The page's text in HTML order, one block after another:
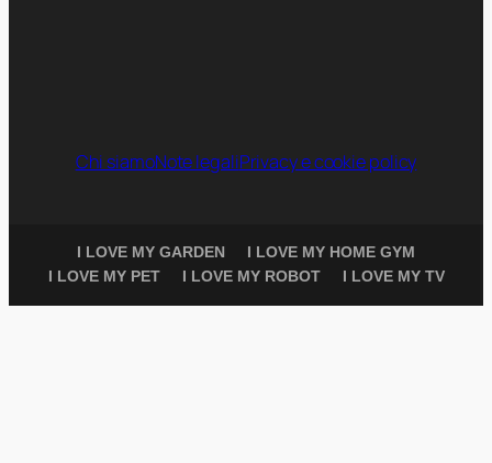
Chi siamoNote legaliPrivacy e cookie policy
I LOVE MY GARDEN
I LOVE MY HOME GYM
I LOVE MY PET
I LOVE MY ROBOT I LOVE MY TV